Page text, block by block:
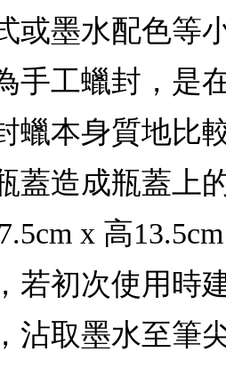
或墨水配色等
工蠟封，是
蠟本身質地比
蓋造成瓶蓋上
x 高
若初次使用時
沾取墨水至筆